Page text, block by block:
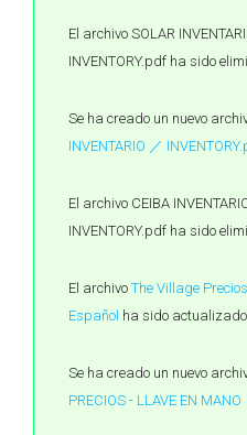
El archivo SOLAR
INVENTORY.pdf ha sido
Se ha creado un nuevo
INVENTARIO ／
El archivo CEIBA
INVENTORY.pdf ha sido
El archivo The Village
Español ha sido actualizado
Se ha creado un nuevo
PRECIOS - LLAVE EN MANO